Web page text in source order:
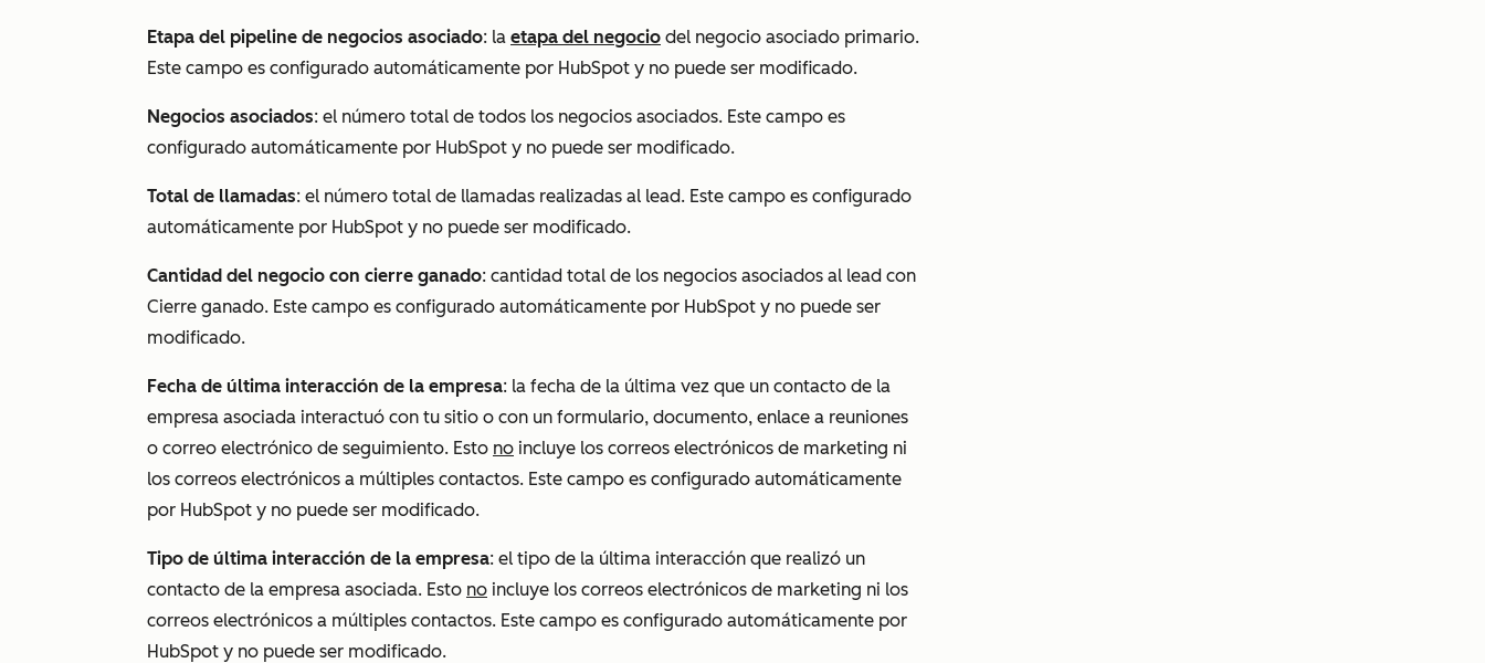
Etapa del pipeline de negocios asociado: la etapa del negocio del negocio asociado primario.
Este campo es configurado automáticamente por HubSpot y no puede ser modificado.
Negocios asociados: el número total de todos los negocios asociados. Este campo es
configurado automáticamente por HubSpot y no puede ser modificado.
Total de llamadas: el número total de llamadas realizadas al lead. Este campo es configurado
automáticamente por HubSpot y no puede ser modificado.
Cantidad del negocio con cierre ganado: cantidad total de los negocios asociados al lead con
Cierre ganado. Este campo es configurado automáticamente por HubSpot y no puede ser
modificado.
Fecha de última interacción de la empresa: la fecha de la última vez que un contacto de la
empresa asociada interactuó con tu sitio o con un formulario, documento, enlace a reuniones
o correo electrónico de seguimiento. Esto no incluye los correos electrónicos de marketing ni
los correos electrónicos a múltiples contactos. Este campo es configurado automáticamente
por HubSpot y no puede ser modificado.
Tipo de última interacción de la empresa: el tipo de la última interacción que realizó un
contacto de la empresa asociada. Esto no incluye los correos electrónicos de marketing ni los
correos electrónicos a múltiples contactos. Este campo es configurado automáticamente por
HubSpot y no puede ser modificado.